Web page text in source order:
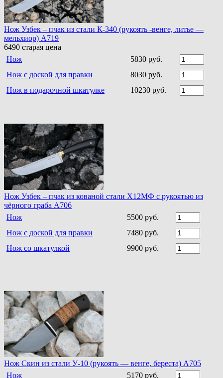
Нож Узбек – пчак из стали К-340 (рукоять -венге, литье —
мельхиор) A719
6490 старая цена
Нож
5830 руб.
Нож с доской для правки
8030 руб.
Нож в подарочной шкатулке
10230 руб.
Нож Узбек – пчак из кованой стали Х12МФ с рукоятью из
чёрного граба A706
Нож
5500 руб.
Нож с доской для правки
7480 руб.
Нож со шкатулкой
9900 руб.
Нож Скин из стали У-10 (рукоять — венге, береста) А705
Нож
5170 руб.